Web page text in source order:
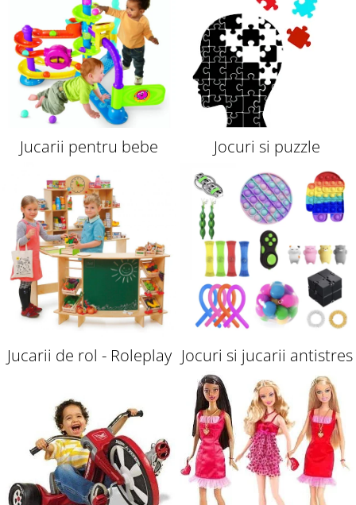
Jucarii pentru bebe Jocuri si puzzle
Jucarii de rol - Roleplay Jocuri si jucarii antistres